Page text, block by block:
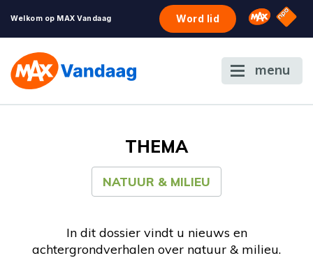
Welkom op MAX Vandaag Word lid Omroep
NPO
menu
THEMA
NATUUR & MILIEU
In dit dossier vindt u nieuws en
achtergrondverhalen over natuur & milieu.